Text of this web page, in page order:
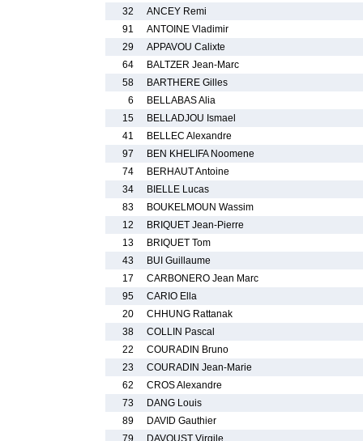
32
ANCEY Remi
91
ANTOINE Vladimir
29
APPAVOU Calixte
64
BALTZER Jean-Marc
58
BARTHERE Gilles
6
BELLABAS Alia
15
BELLADJOU Ismael
41
BELLEC Alexandre
97
BEN KHELIFA Noomene
74
BERHAUT Antoine
34
BIELLE Lucas
83
BOUKELMOUN Wassim
12
BRIQUET Jean-Pierre
13
BRIQUET Tom
43
BUI Guillaume
17
CARBONERO Jean Marc
95
CARIO Ella
20
CHHUNG Rattanak
38
COLLIN Pascal
22
COURADIN Bruno
23
COURADIN Jean-Marie
62
CROS Alexandre
73
DANG Louis
89
DAVID Gauthier
79
DAVOUST Virgile